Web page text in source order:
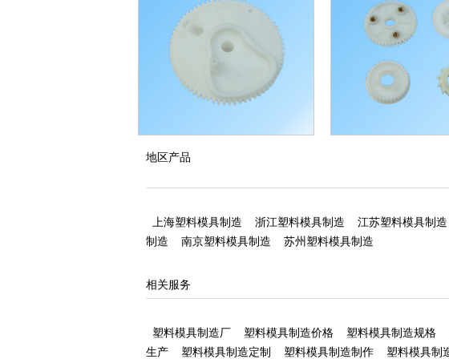
地区产品
上海塑料模具制造 浙江塑料模具制造 江苏塑料模具制造
制造
南京塑料模具制造 苏州塑料模具制造
相关服务
塑料模具制造厂 塑料模具制造价格 塑料模具制造规格
生产
塑料模具制造定制 塑料模具制造制作 塑料模具制